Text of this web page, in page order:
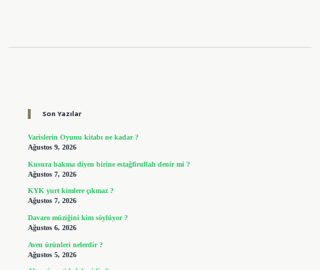
Son Yazılar
Varislerin Oyunu kitabı ne kadar ?
Ağustos 9, 2026
Kusura bakma diyen birine estağfirullah denir mi ?
Ağustos 7, 2026
KYK yurt kimlere çıkmaz ?
Ağustos 7, 2026
Davaro müziğini kim söylüyor ?
Ağustos 6, 2026
Aven ürünleri nelerdir ?
Ağustos 5, 2026